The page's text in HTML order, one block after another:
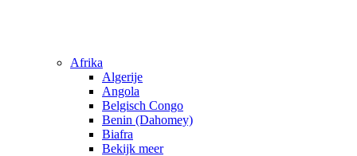
Afrika
Algerije
Angola
Belgisch Congo
Benin (Dahomey)
Biafra
Bekijk meer